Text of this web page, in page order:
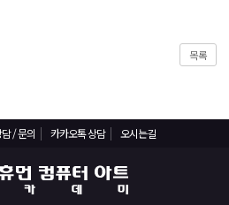
목록
/ 문의 카카오톡 상담 오시는길
급/전산세무2급/FAT1급/TAT2급]
득과정